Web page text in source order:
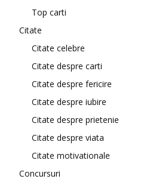
Top carti
Citate
Citate celebre
Citate despre carti
Citate despre fericire
Citate despre iubire
Citate despre prietenie
Citate despre viata
Citate motivationale
Concursuri